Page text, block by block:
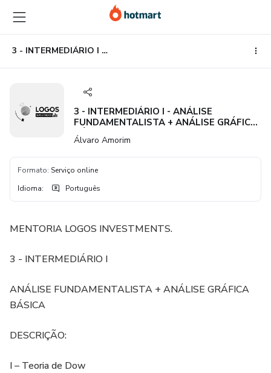
para
o
conteúdo
principal
para
o
pagamento
para
o
rodapé
3 - INTERMEDIÁRIO I - ANÁLISE FUNDAMENTALISTA + ANÁLISE GRÁFICA BÁSICA
3 - INTERMEDIÁRIO I - ANÁLISE
FUNDAMENTALISTA + ANÁLISE GRÁFICA
BÁSICA
Álvaro Amorim
Formato: Serviço online
Idioma: Português
MENTORIA LOGOS INVESTMENTS.
3 - INTERMEDIÁRIO I
ANÁLISE FUNDAMENTALISTA + ANÁLISE GRÁFICA
BÁSICA
DESCRIÇÃO:
I – Teoria de Dow